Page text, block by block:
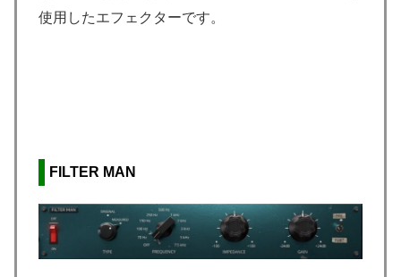
使用したエフェクターです。
FILTER MAN